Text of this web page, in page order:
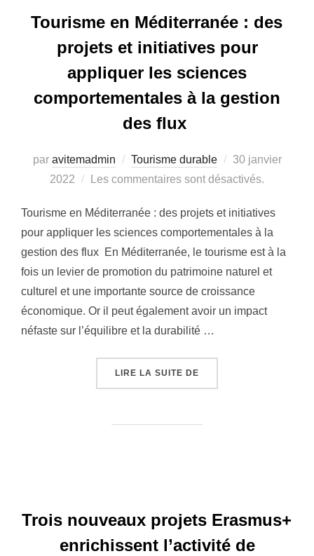
Tourisme en Méditerranée : des
projets et initiatives pour
appliquer les sciences
comportementales à la gestion
des flux
par avitemadmin Tourisme durable
Publié
le
30 janvier
2022
Les commentaires sont désactivés.
Tourisme en Méditerranée : des projets et initiatives
pour appliquer les sciences comportementales à la
gestion des flux En Méditerranée, le tourisme est à la
fois un levier de promotion du patrimoine naturel et
culturel et une importante source de croissance
économique. Or il peut également avoir un impact
néfaste sur l’équilibre et la durabilité …
LIRE LA SUITE DE
Trois nouveaux projets Erasmus+
enrichissent l’activité de